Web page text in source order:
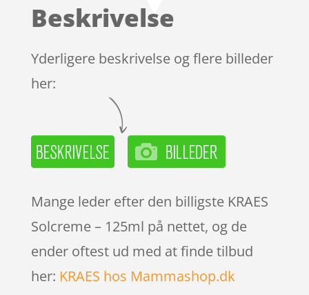
Beskrivelse
Yderligere beskrivelse og flere billeder
her:
Mange leder efter den billigste KRAES
Solcreme – 125ml på nettet, og de
ender oftest ud med at finde tilbud
her: KRAES hos Mammashop.dk